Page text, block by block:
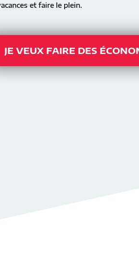
et faire le plein.
JE VEUX FAIRE DES